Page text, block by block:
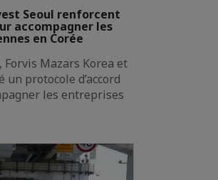
Seoul renforcent
accompagner les
en Corée
Forvis Mazars Korea et
protocole d’accord
les entreprises